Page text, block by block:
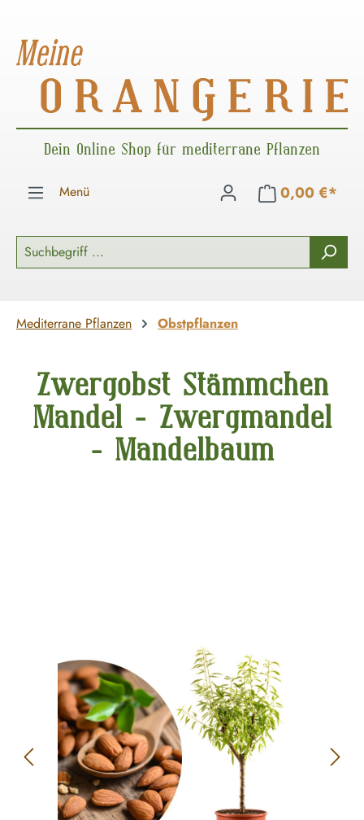
Dein Online Shop für mediterrane Pflanzen
Menü 0,00 €*
Mediterrane Pflanzen Obstpflanzen
Zwergobst Stämmchen
Mandel - Zwergmandel
- Mandelbaum